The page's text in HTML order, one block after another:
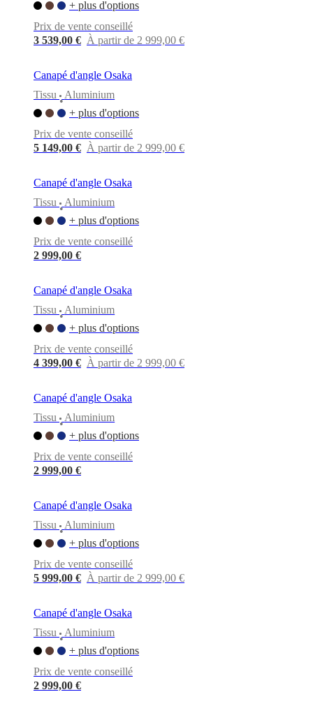
+ plus d'options
Prix de vente conseillé
3 539,00 € À partir de 2 999,00 €
Canapé d'angle Osaka
Tissu
•
Aluminium
+ plus d'options
Prix de vente conseillé
5 149,00 € À partir de 2 999,00 €
Canapé d'angle Osaka
Tissu
•
Aluminium
+ plus d'options
Prix de vente conseillé
2 999,00 €
Canapé d'angle Osaka
Tissu
•
Aluminium
+ plus d'options
Prix de vente conseillé
4 399,00 € À partir de 2 999,00 €
Canapé d'angle Osaka
Tissu
•
Aluminium
+ plus d'options
Prix de vente conseillé
2 999,00 €
Canapé d'angle Osaka
Tissu
•
Aluminium
+ plus d'options
Prix de vente conseillé
5 999,00 € À partir de 2 999,00 €
Canapé d'angle Osaka
Tissu
•
Aluminium
+ plus d'options
Prix de vente conseillé
2 999,00 €